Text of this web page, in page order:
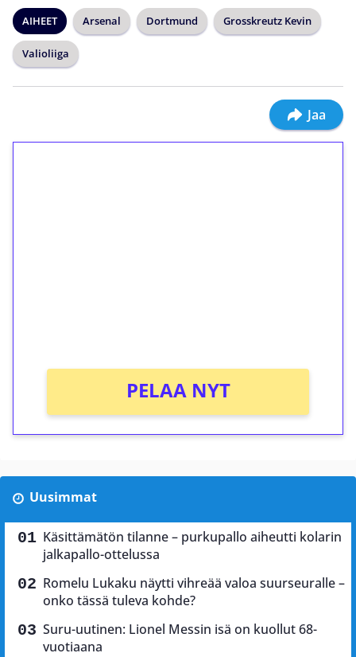
AIHEET Arsenal Dortmund Grosskreutz Kevin
Valioliiga
Jaa
PELAA NYT
Uusimmat
Käsittämätön tilanne – purkupallo aiheutti kolarin
jalkapallo-ottelussa
Romelu Lukaku näytti vihreää valoa suurseuralle –
onko tässä tuleva kohde?
Suru-uutinen: Lionel Messin isä on kuollut 68-
vuotiaana